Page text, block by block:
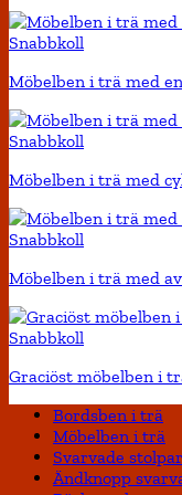
Snabbkoll
Möbelben i trä med
Snabbkoll
Möbelben i trä med
Snabbkoll
Möbelben i trä med
Snabbkoll
Graciöst möbelben i
Bordsben i trä
Möbelben i trä
Svarvade stolpar
Ändknopp